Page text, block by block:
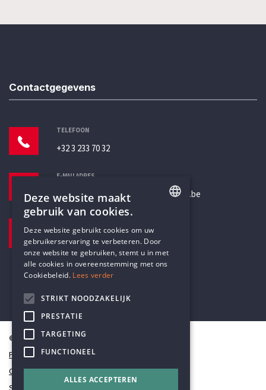
Contactgegevens
TELEFOON
+32 3 233 70 32
E-MAILADRES
secretariaat@humanistischverbond.be
Pottenbrug 4
Antwerpen, 2000
© Humanistisch Verbond 2026
Privacy
Cookiestatement
DUTCH
Deze website maakt
gebruik van cookies.
Deze website gebruikt cookies om uw
gebruikerservaring te verbeteren. Door
onze website te gebruiken, stemt u in met
alle cookies in overeenstemming met ons
Cookiebeleid. Lees verder
STRIKT NOODZAKELIJK
PRESTATIE
TARGETING
FUNCTIONEEL
ALLES ACCEPTEREN